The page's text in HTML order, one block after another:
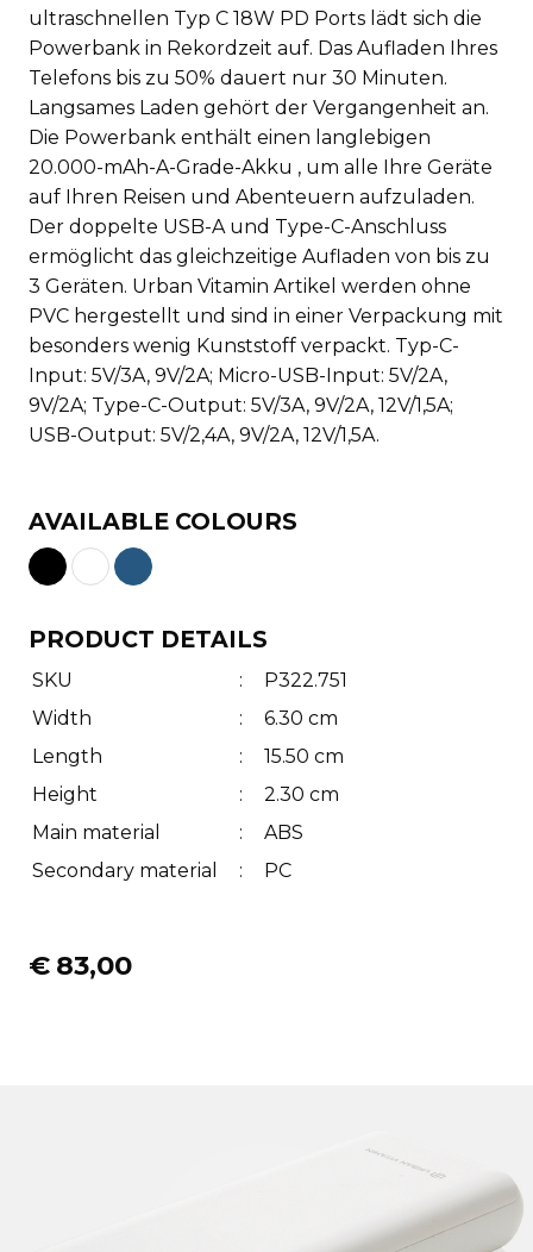
ultraschnellen Typ C 18W PD Ports lädt sich die
Powerbank in Rekordzeit auf. Das Aufladen Ihres
Telefons bis zu 50% dauert nur 30 Minuten.
Langsames Laden gehört der Vergangenheit an.
Die Powerbank enthält einen langlebigen
20.000-mAh-A-Grade-Akku , um alle Ihre Geräte
auf Ihren Reisen und Abenteuern aufzuladen.
Der doppelte USB-A und Type-C-Anschluss
ermöglicht das gleichzeitige Aufladen von bis zu
3 Geräten. Urban Vitamin Artikel werden ohne
PVC hergestellt und sind in einer Verpackung mit
besonders wenig Kunststoff verpackt. Typ-C-
Input: 5V/3A, 9V/2A; Micro-USB-Input: 5V/2A,
9V/2A; Type-C-Output: 5V/3A, 9V/2A, 12V/1,5A;
USB-Output: 5V/2,4A, 9V/2A, 12V/1,5A.
AVAILABLE COLOURS
PRODUCT DETAILS
SKU :
P322.751
Width
:
6.30 cm
Length
:
15.50 cm
Height
:
2.30 cm
Main material
:
ABS
Secondary material
: PC
€ 83,00